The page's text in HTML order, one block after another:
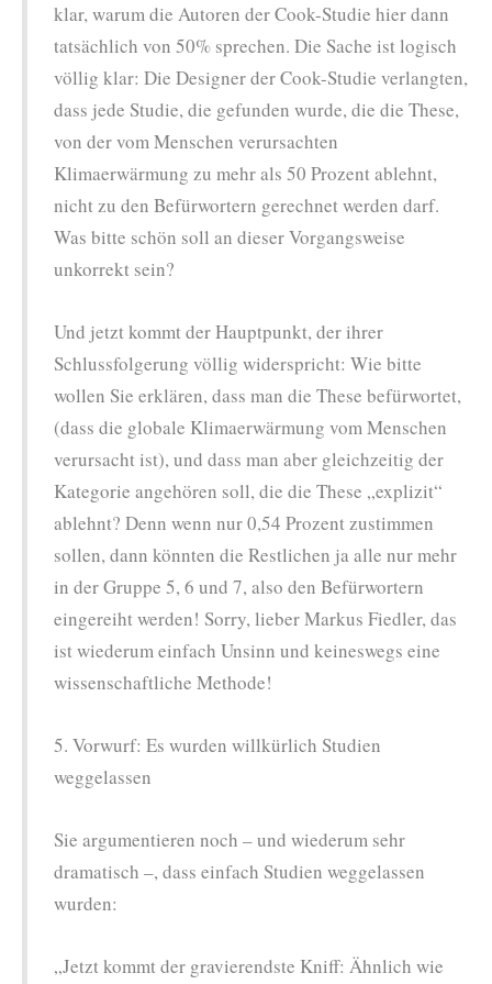
klar, warum die Autoren der Cook-Studie hier dann
tatsächlich von 50% sprechen. Die Sache ist logisch
völlig klar: Die Designer der Cook-Studie verlangten,
dass jede Studie, die gefunden wurde, die die These,
von der vom Menschen verursachten
Klimaerwärmung zu mehr als 50 Prozent ablehnt,
nicht zu den Befürwortern gerechnet werden darf.
Was bitte schön soll an dieser Vorgangsweise
unkorrekt sein?
Und jetzt kommt der Hauptpunkt, der ihrer
Schlussfolgerung völlig widerspricht: Wie bitte
wollen Sie erklären, dass man die These befürwortet,
(dass die globale Klimaerwärmung vom Menschen
verursacht ist), und dass man aber gleichzeitig der
Kategorie angehören soll, die die These „explizit“
ablehnt? Denn wenn nur 0,54 Prozent zustimmen
sollen, dann könnten die Restlichen ja alle nur mehr
in der Gruppe 5, 6 und 7, also den Befürwortern
eingereiht werden! Sorry, lieber Markus Fiedler, das
ist wiederum einfach Unsinn und keineswegs eine
wissenschaftliche Methode!
5. Vorwurf: Es wurden willkürlich Studien
weggelassen
Sie argumentieren noch – und wiederum sehr
dramatisch –, dass einfach Studien weggelassen
wurden:
„Jetzt kommt der gravierendste Kniff: Ähnlich wie